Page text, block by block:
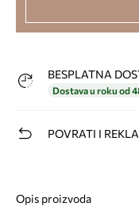
BESPLATNA
Dostava u roku od
POVRATI I
Opis proizvoda